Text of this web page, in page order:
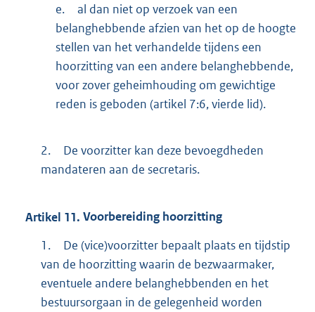
e.
al dan niet op verzoek van een
belanghebbende afzien van het op de hoogte
stellen van het verhandelde tijdens een
hoorzitting van een andere belanghebbende,
voor zover geheimhouding om gewichtige
reden is geboden (artikel 7:6, vierde lid).
2.
De voorzitter kan deze bevoegdheden
mandateren aan de secretaris.
Artikel 11. Voorbereiding hoorzitting
1.
De (vice)voorzitter bepaalt plaats en tijdstip
van de hoorzitting waarin de bezwaarmaker,
eventuele andere belanghebbenden en het
bestuursorgaan in de gelegenheid worden